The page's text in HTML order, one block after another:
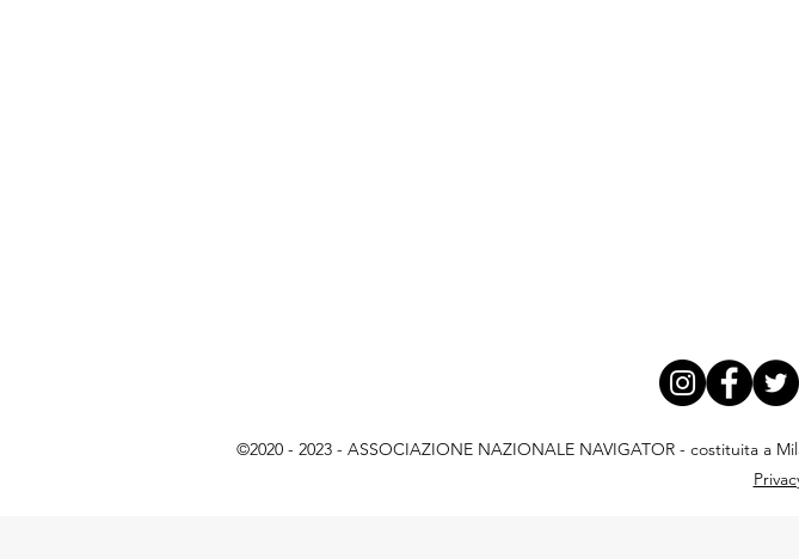
©2020 - 2023 - ASSOCIAZIONE NAZIONALE NAVIGATOR - costituita a